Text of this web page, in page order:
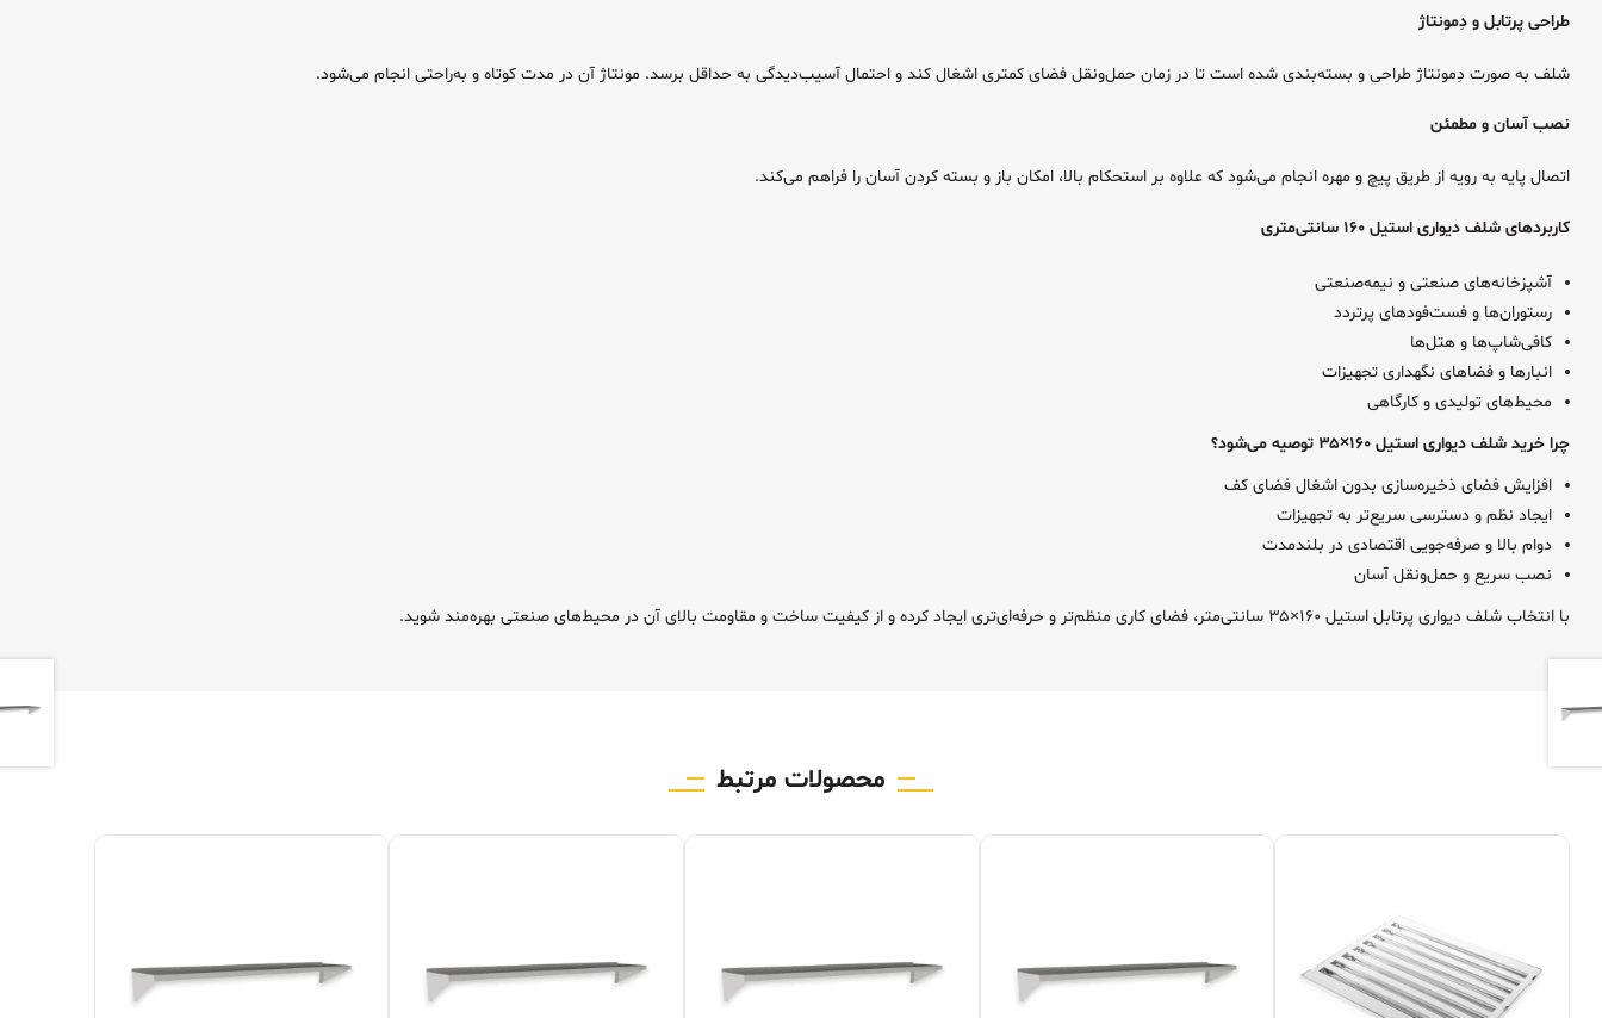
طراحی پرتابل و دِمونتاژ
شلف به صورت دِمونتاژ طراحی و بسته‌بندی شده است تا در زمان حمل‌ونقل فضای کمتری اشغال کند و احتمال آسیب‌دیدگی به حداقل برسد. مونتاژ آن در مدت کوتاه و به‌راحتی انجام می‌شود.
نصب آسان و مطمئن
اتصال پایه به رویه از طریق پیچ و مهره انجام می‌شود که علاوه بر استحکام بالا، امکان باز و بسته کردن آسان را فراهم می‌کند.
کاربردهای شلف دیواری استیل ۱۶۰ سانتی‌متری
آشپزخانه‌های صنعتی و نیمه‌صنعتی
رستوران‌ها و فست‌فودهای پرتردد
کافی‌شاپ‌ها و هتل‌ها
انبارها و فضاهای نگهداری تجهیزات
محیط‌های تولیدی و کارگاهی
چرا خرید شلف دیواری استیل ۱۶۰×۳۵ توصیه می‌شود؟
افزایش فضای ذخیره‌سازی بدون اشغال فضای کف
ایجاد نظم و دسترسی سریع‌تر به تجهیزات
دوام بالا و صرفه‌جویی اقتصادی در بلندمدت
نصب سریع و حمل‌ونقل آسان
با انتخاب شلف دیواری پرتابل استیل ۱۶۰×۳۵ سانتی‌متر، فضای کاری منظم‌تر و حرفه‌ای‌تری ایجاد کرده و از کیفیت ساخت و مقاومت بالای آن در محیط‌های صنعتی بهره‌مند شوید.
محصولات مرتبط